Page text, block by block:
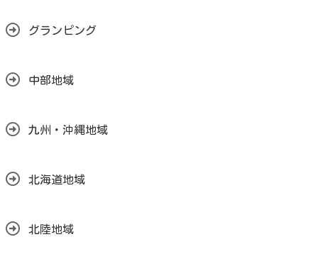
グランピング
中部地域
九州・沖縄地域
北海道地域
北陸地域